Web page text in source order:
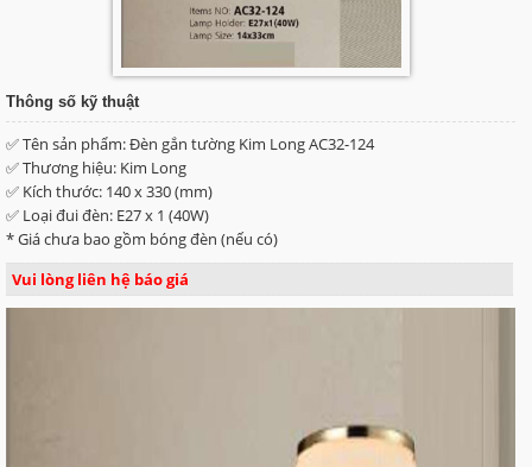
Thông số kỹ thuật
✅ Tên sản phẩm: Đèn gắn tường Kim Long AC32-124
✅ Thương hiệu: Kim Long
✅ Kích thước: 140 x 330 (mm)
✅ Loại đui đèn: E27 x 1 (40W)
* Giá chưa bao gồm bóng đèn (nếu có)
Vui lòng liên hệ báo giá